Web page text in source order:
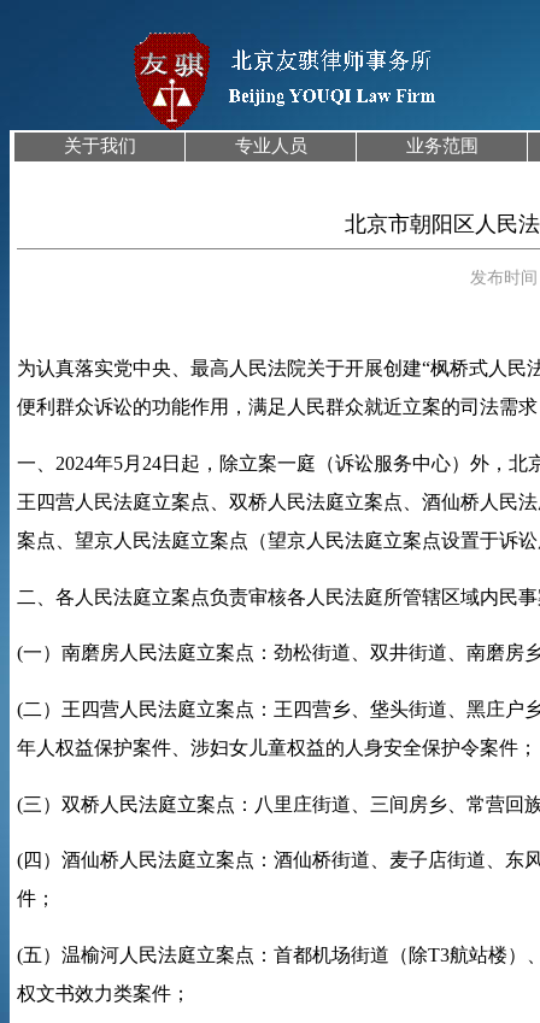
关于我们 专业人员 业务范围
北京市朝阳区人民
发布时
为认真落实党中央、最高人民法院关于开展创建“枫桥式人
便利群众诉讼的功能作用，满足人民群众就近立案的司法需
一、 2024年5月 24日起，除立案一庭（诉讼服务中心）外，
王四营人民法庭立案点、双桥人民法庭立案点、酒仙桥人民
案点、望京人民法庭立案点（望京人民法庭立案点设置于诉
二、各人民法庭立案点负责审核各人民法庭所管辖区域内民
(一）南磨房人民法庭立案点：劲松街道、双井街道、南磨房
(二）王四营人民法庭立案点：王四营乡、垡头街道、黑庄
年人权益保护案件、涉妇女儿童权益的人身安全保护令案件；
(三）双桥人民法庭立案点：八里庄街道、三间房乡、常营回
(四）酒仙桥人民法庭立案点：酒仙桥街道、麦子店街道、
件；
(五）温榆河人民法庭立案点：首都机场街道（除T3航站楼）
权文书效力类案件；